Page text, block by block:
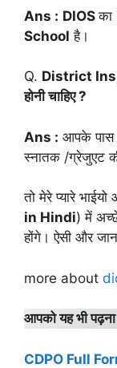
Ans : DIOSका
School है।
Q. District
होनी चाहिए ?
Ans : आपके पास
स्नातक /ग्रेजुएट की
तो मेरे प्यारे
in Hindi) में
होंगे। ऐसी और
more about
आपको यह भी पढ़ना
CDPO Full